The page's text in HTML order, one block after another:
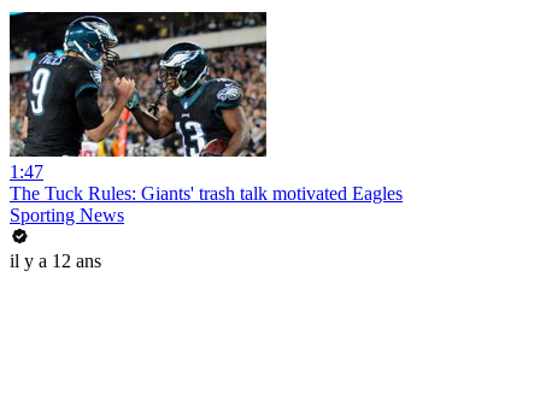
1:47
The Tuck Rules: Giants' trash talk motivated Eagles
Sporting News
il y a 12 ans